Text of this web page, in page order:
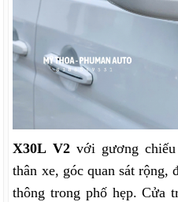
X30L V2 với gương
thân xe, góc quan sát
thông trong phố hẹp.Cửa